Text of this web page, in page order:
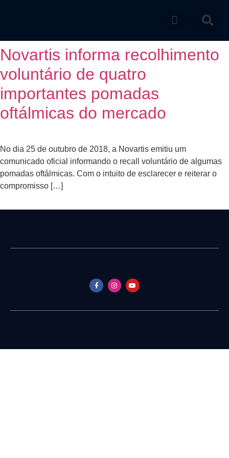
Novartis informa recolhimento
voluntário de quatro
importantes pomadas
oftálmicas do mercado
No dia 25 de outubro de 2018, a Novartis emitiu um
comunicado oficial informando o recall voluntário de algumas
pomadas oftálmicas. Com o intuito de esclarecer e reiterar o
compromisso […]